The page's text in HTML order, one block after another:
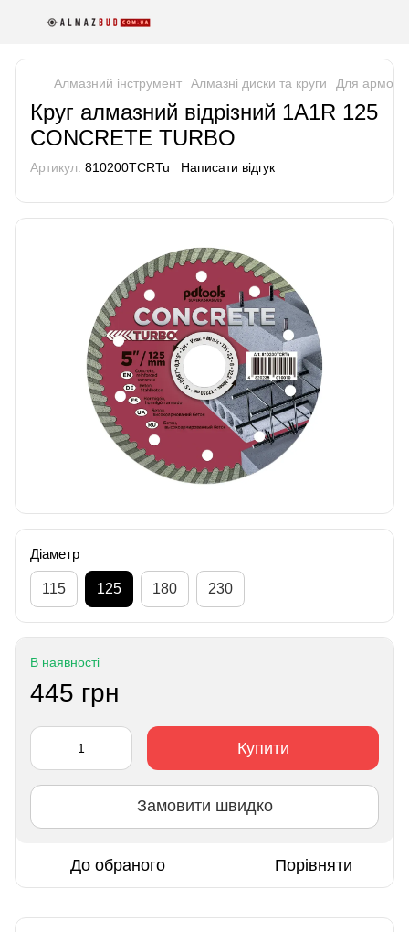
Алмазний інструмент Алмазні диски та круги Для
Круг алмазний вiдрiзний 1A1R 125
CONCRETE TURBO
Артикул: 810200TCRTu Написати відгук
Діаметр
115 125 180 230
В наявності
445 грн
Купити
Замовити швидко
До обраного Порівняти